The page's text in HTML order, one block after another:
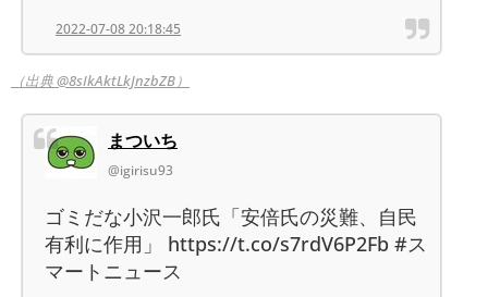
2022-07-08 20:18:45
（出典 @8sIkAktLkJnzbZB）
まついち
@igirisu93
ゴミだな小沢一郎氏「安倍氏の災難、自民
有利に作用」 https://t.co/s7rdV6P2Fb #ス
マートニュース